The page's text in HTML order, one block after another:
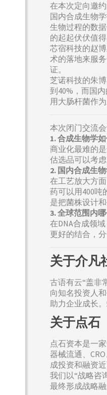
在本次定向邀
国内合成生物
生物过程的数
的起起伏伏值
芯宿科技的赵
术的落地来服
证。
芝诺科技的朱
到40%，而国
用大肠杆菌作
本次闭门交流
1. 合成生物学
商业化最难的
估选品可以考
2. 国内合成生
在工艺放大方
药可以用400吨
是把菌株设计
3. 全球范围内
在DNA合成领
更好的结合，
关于介凡
古语有云“盖非
向知名投资人
助力企业成长
关于点石
点石资本是一
器械流通、
成投资和融资
我们以“战略咨
最终形成战略